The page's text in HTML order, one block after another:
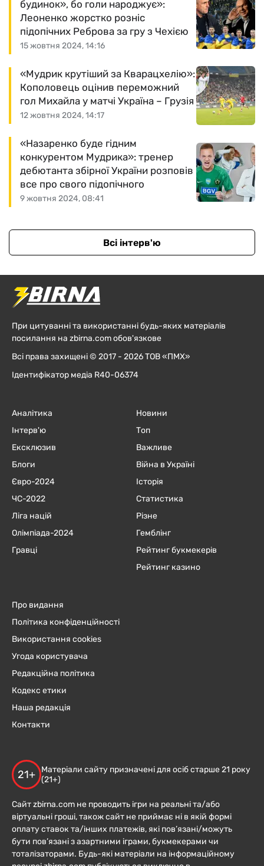
15 жовтня 2024, 14:16
будинок», бо голи народжує»:
Леоненко жорстко розніс
підопічних Реброва за гру з Чехією
12 жовтня 2024, 14:17
«Мудрик крутіший за Кварацхелію»:
Кополовець оцінив переможний
гол Михайла у матчі Україна – Грузія
9 жовтня 2024, 08:41
«Назаренко буде гідним
конкурентом Мудрика»: тренер
дебютанта збірної України розповів
все про свого підопічного
Всі інтерв'ю
При цитуванні та використанні будь-яких матеріалів
посилання на zbirna.com обов'язкове
Всі права захищені © 2017 - 2026 ТОВ «ПМХ»
Ідентифікатор медіа R40-06374
Аналітика
Інтерв'ю
Ексклюзив
Блоги
Євро-2024
ЧC-2022
Ліга націй
Олімпіада-2024
Гравці
Новини
Топ
Важливе
Війна в Україні
Історія
Статистика
Різне
Гемблінг
Рейтинг букмекерів
Рейтинг казино
Про видання
Політика конфіденційності
Використання cookies
Угода користувача
Редакційна політика
Кодекс етики
Наша редакція
Контакти
21+
Матеріали сайту призначені для осіб старше 21 року
(21+)
Сайт zbirna.com не проводить ігри на реальні та/або
віртуальні гроші, також сайт не приймає ні в якій формі
оплату ставок та/інших платежів, які пов’язані/можуть
бути пов’язані з азартними іграми, букмекерами чи
тоталізаторами. Будь-які матеріали на інформаційному